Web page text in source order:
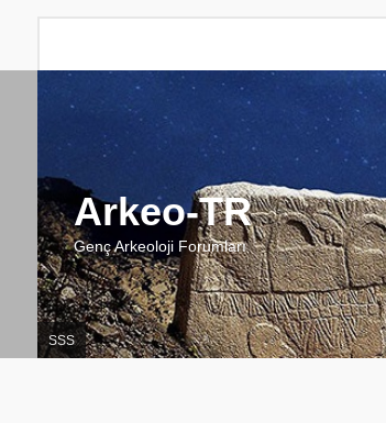
Arkeo-TR
Genç Arkeoloji Forumları
SSS